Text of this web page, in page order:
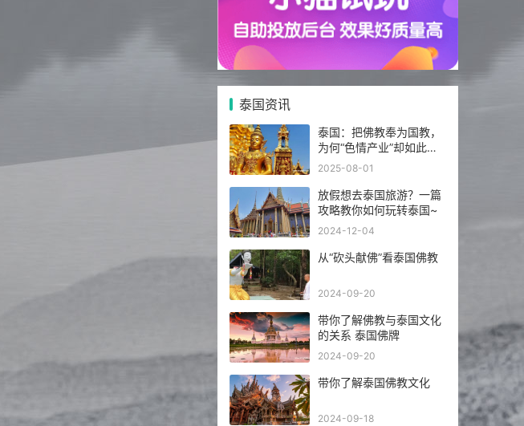
泰国资讯
泰国：把佛教奉为国教，
为何“色情产业”却如此繁
荣发达？
2025-08-01
放假想去泰国旅游？一篇
攻略教你如何玩转泰国~
2024-12-04
从“砍头献佛”看泰国佛教
2024-09-20
带你了解佛教与泰国文化
的关系 泰国佛牌
2024-09-20
带你了解泰国佛教文化
2024-09-18